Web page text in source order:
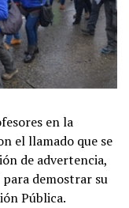
en la
el llamado que se
de advertencia,
para demostrar su
Pública.